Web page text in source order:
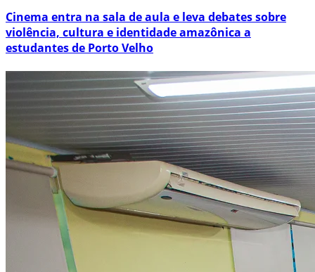
Cinema entra na sala de aula e leva debates sobre
violência, cultura e identidade amazônica a
estudantes de Porto Velho